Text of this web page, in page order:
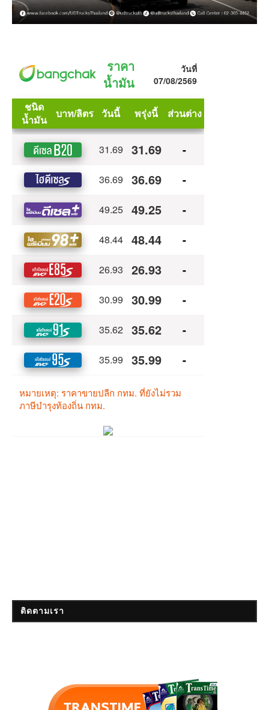
ติดตามเรา